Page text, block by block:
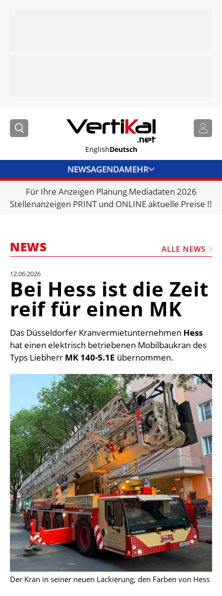
EnglishDeutsch
NEWSAGENDAMEHR
BRANCHENLINKS
VERMIETER
VIDEOS
BIBLIOTHEK
MEDIADATEN
WÄHRUNGSRECHNER
EINHEITENKONVERTER
KONTAKT
Für Ihre Anzeigen Planung Mediadaten 2026
Stellenanzeigen PRINT und ONLINE aktuelle Preise !!
NEWS ALLE NEWS
12.06.2026
Bei Hess ist die Zeit
reif für einen MK
Das Düsseldorfer Kranvermietunternehmen Hess
hat einen elektrisch betriebenen Mobilbaukran des
Typs Liebherr MK 140-5.1E übernommen.
Der Kran in seiner neuen Lackierung, den Farben von Hess